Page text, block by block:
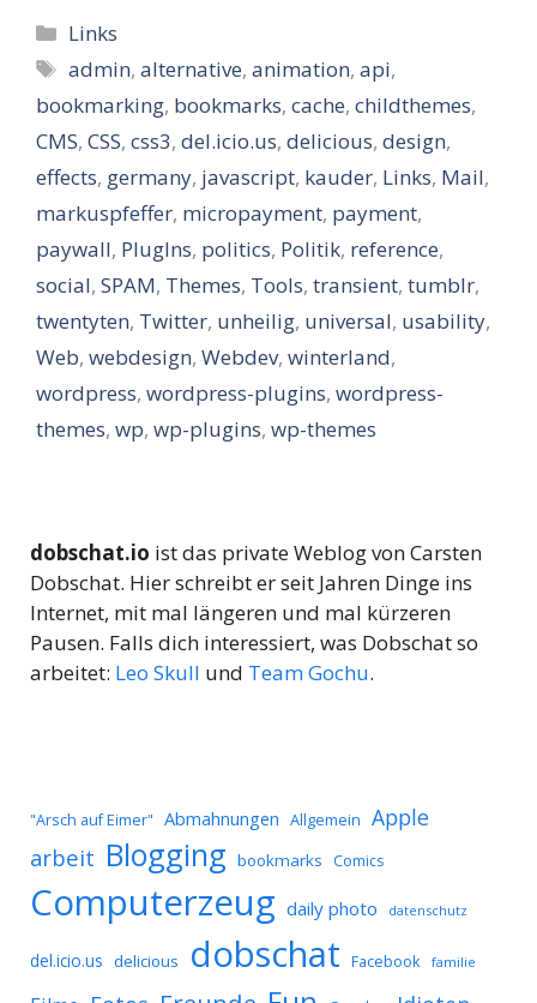
Kategorien
Links
Schlagwörter
admin,alternative,animation,api,
bookmarking, bookmarks, cache, childthemes,
CMS, CSS, css3, del.icio.us, delicious, design,
effects, germany, javascript, kauder, Links, Mail,
markuspfeffer, micropayment, payment,
paywall, PlugIns, politics, Politik, reference,
social, SPAM, Themes, Tools, transient, tumblr,
twentyten, Twitter, unheilig, universal, usability,
Web, webdesign, Webdev, winterland,
wordpress, wordpress-plugins, wordpress-
themes, wp, wp-plugins, wp-themes
dobschat.io ist das private Weblog von Carsten
Dobschat. Hier schreibt er seit Jahren Dinge ins
Internet, mit mal längeren und mal kürzeren
Pausen. Falls dich interessiert, was Dobschat so
arbeitet: Leo Skull und Team Gochu.
"Arsch auf Eimer" Abmahnungen Allgemein Apple
arbeit Blogging bookmarks Comics
Computerzeug daily photo datenschutz
del.icio.us delicious dobschat Facebook familie